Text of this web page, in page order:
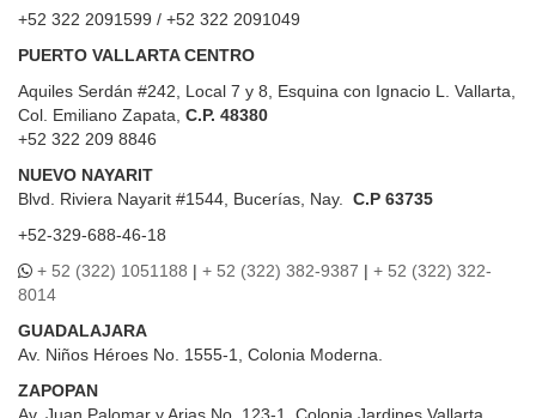
+52 322 2091599 / +52 322 2091049
PUERTO VALLARTA CENTRO
Aquiles Serdán #242, Local 7 y 8, Esquina con Ignacio L. Vallarta,
Col. Emiliano Zapata, C.P. 48380
+52 322 209 8846
NUEVO NAYARIT
Blvd.
Riviera Nayarit #1544, Bucerías, Nay. C.P 63735
+52-329-688-46-18
+ 52 (322) 1051188 | + 52 (322) 382-9387 | + 52 (322) 322-
8014
GUADALAJARA
Av. Niños Héroes No. 1555-1, Colonia Moderna.
ZAPOPAN
Av. Juan Palomar y Arias No. 123-1, Colonia Jardines Vallarta.